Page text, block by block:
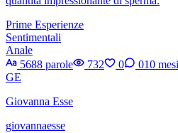
Prime Esperienze
Sentimentali
Anale
5688 parole
732 0 010
GE
Giovanna Esse
giovannaesse